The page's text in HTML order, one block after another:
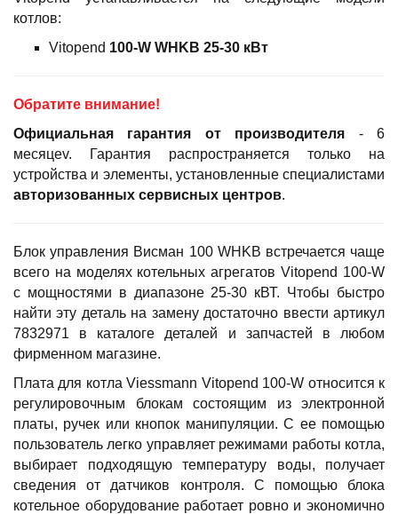
котлов:
Vitopend 100-W WHKB 25-30 кВт
Обратите внимание!
Официальная гарантия
от производителя - 6
месяцеv. Гарантия распространяется только на
устройства и элементы, установленные специалистами
авторизованных сервисных центров.
Блок управления Висман 100 WHKB встречается чаще
всего на моделях котельных агрегатов Vitopend 100-W
с мощностями в диапазоне 25-30 кВТ. Чтобы быстро
найти эту деталь на замену достаточно ввести артикул
7832971 в каталоге деталей и запчастей в любом
фирменном магазине.
Плата для котла Viessmann Vitopend 100-W относится к
регулировочным блокам состоящим из электронной
платы, ручек или кнопок манипуляции. С ее помощью
пользователь легко управляет режимами работы котла,
выбирает подходящую температуру воды, получает
сведения от датчиков контроля. С помощью блока
котельное оборудование работает ровно и экономично